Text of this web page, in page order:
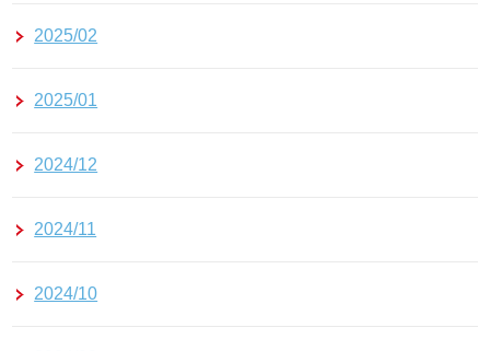
2025/02
2025/01
2024/12
2024/11
2024/10